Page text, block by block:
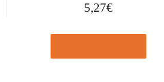
5,27€